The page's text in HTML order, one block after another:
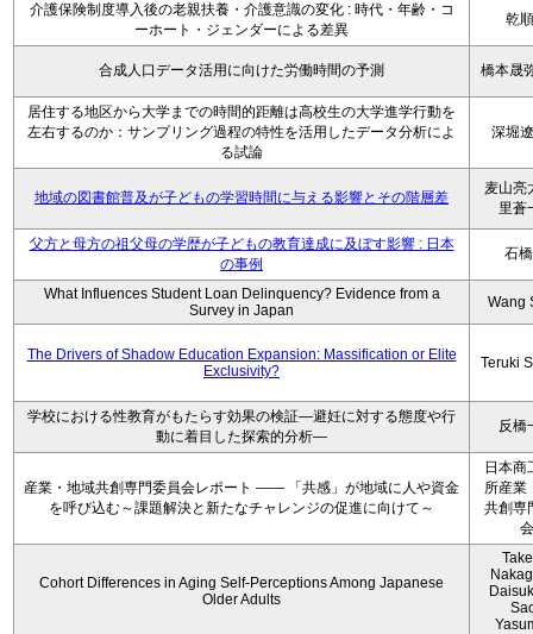
介護保険制度導入後の老親扶養・介護意識の変化 : 時代・年齢・コ
ーホート・ジェンダーによる差異
乾
合成人口データ活用に向けた労働時間の予測 橋本晟
居住する地区から大学までの時間的距離は高校生の大学進学行動を
左右するのか：サンプリング過程の特性を活用したデータ分析によ
る試論
深堀
地域の図書館普及が子どもの学習時間に与える影響とその階層差
麦山亮
里蒼
父方と母方の祖父母の学歴が子どもの教育達成に及ぼす影響 : 日本
の事例
石
What Influences Student Loan Delinquency? Evidence from a
Survey in Japan
Wang
The Drivers of Shadow Education Expansion: Massification or Elite
Exclusivity?
Teruki
学校における性教育がもたらす効果の検証―避妊に対する態度や行
動に着目した探索的分析―
反橋
産業・地域共創専門委員会レポート ―― 「共感」が地域に人や資金
を呼び込む～課題解決と新たなチャレンジの促進に向けて～
日本商
所産業
共創専
会
Cohort Differences in Aging Self-Perceptions Among Japanese
Older Adults